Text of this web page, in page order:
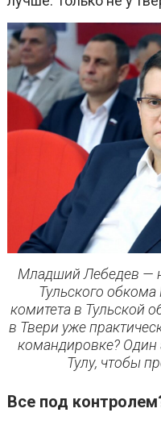
Младший Лебедев —
Тульского
комитета в Тульской
в Твери уже
командировке? Один
Тулу, чтобы
Все под